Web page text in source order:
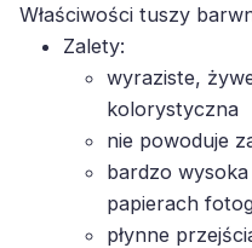
Właściwości tuszy
Zalety:
wyraziste,
kolorystyczna
nie powoduje
bardzo
papierach
płynne